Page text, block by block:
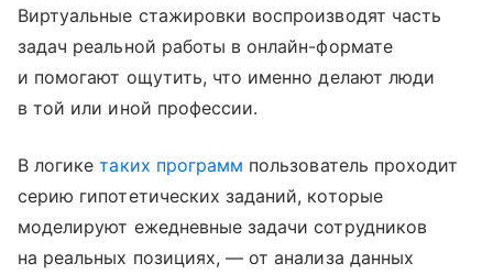
Виртуальные стажировки воспроизводят часть
задач реальной работы в онлайн-формате
и помогают ощутить, что именно делают люди
в той или иной профессии.
В логикетаких программ пользователь проходит
серию гипотетических заданий, которые
моделируют ежедневные задачи сотрудников
на реальных позициях, — от анализа данных